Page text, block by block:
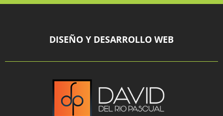
DISEÑO Y DESARROLLO WEB